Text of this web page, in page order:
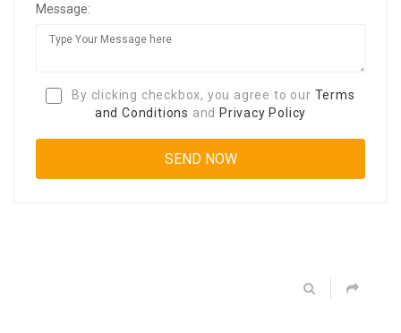
Message:
By clicking checkbox, you agree to our Terms
and Conditions and Privacy Policy